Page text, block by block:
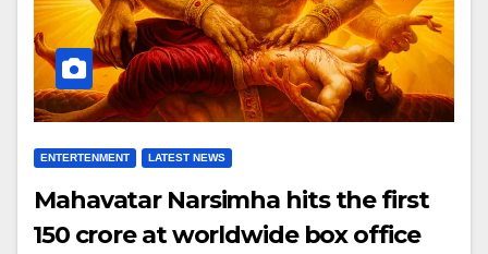
ENTERTENMENT LATEST NEWS
Mahavatar Narsimha hits the first
₹150 crore at worldwide box office